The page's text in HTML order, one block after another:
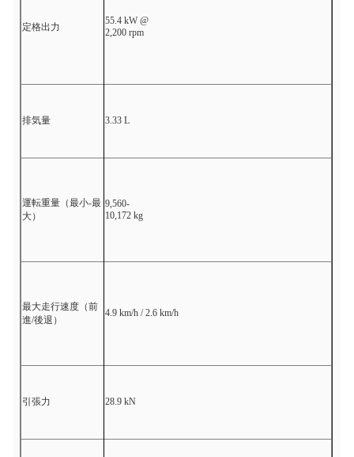
定格出力
55.4 kW @
2,200 rpm
排気量 3.33 L
運転重量（最小-最
大）
9,560-
10,172 kg
最大走行速度（前
進/後退）
4.9 km/h / 2.6 km/h
引張力 28.9 kN